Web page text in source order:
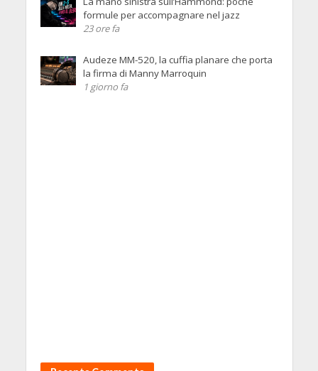
formule per accompagnare nel jazz
23 ore fa
Audeze MM-520, la cuffia planare che porta
la firma di Manny Marroquin
1 giorno fa